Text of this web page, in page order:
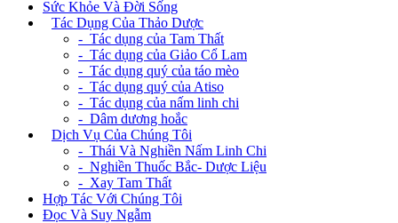
Sức Khỏe Và Đời Sống
Tác Dụng Của Thảo Dược
- Tác dụng của Tam Thất
- Tác dụng của Giảo Cổ Lam
- Tác dụng quý của táo mèo
- Tác dụng quý của Atiso
- Tác dụng của nấm linh chi
- Dâm dương hoắc
Dịch Vụ Của Chúng Tôi
- Thái Và Nghiền Nấm Linh Chi
- Nghiền Thuốc Bắc- Dược Liệu
- Xay Tam Thất
Hợp Tác Với Chúng Tôi
Đọc Và Suy Ngẫm